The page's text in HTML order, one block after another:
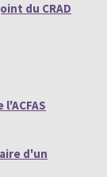
du CRAD
d'un